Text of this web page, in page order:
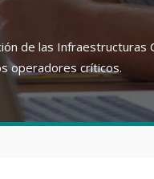
de las
operadores críticos.